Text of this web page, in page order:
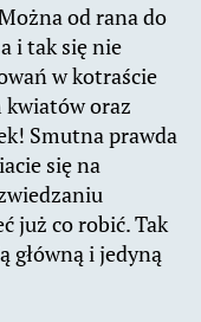
od rana do
i tak się nie
w kotraście
kwiatów oraz
Smutna prawda
się na
już co robić. Tak
główną i jedyną